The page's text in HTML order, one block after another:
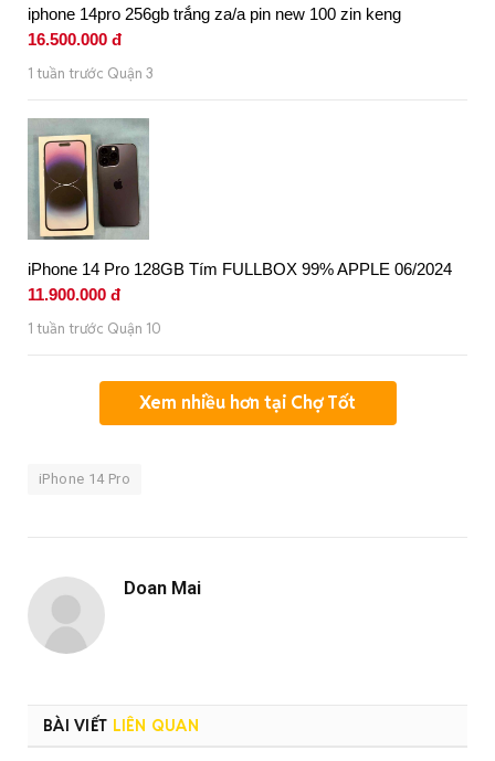
iphone 14pro 256gb trắng za/a pin new 100 zin keng
16.500.000 đ
1 tuần trước Quận 3
iPhone 14 Pro 128GB Tím FULLBOX 99% APPLE 06/2024
11.900.000 đ
1 tuần trước Quận 10
Xem nhiều hơn tại Chợ Tốt
iPhone 14 Pro
Doan Mai
BÀI VIẾT LIÊN QUAN